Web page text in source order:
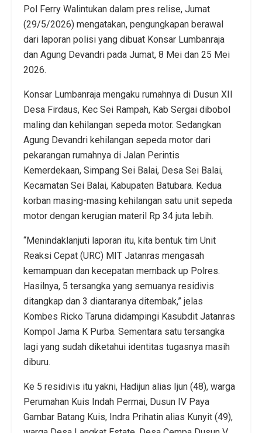
Pol Ferry Walintukan dalam pres relise, Jumat
(29/5/2026) mengatakan, pengungkapan berawal
dari laporan polisi yang dibuat Konsar Lumbanraja
dan Agung Devandri pada Jumat, 8 Mei dan 25 Mei
2026.
Konsar Lumbanraja mengaku rumahnya di Dusun XII
Desa Firdaus, Kec Sei Rampah, Kab Sergai dibobol
maling dan kehilangan sepeda motor. Sedangkan
Agung Devandri kehilangan sepeda motor dari
pekarangan rumahnya di Jalan Perintis
Kemerdekaan, Simpang Sei Balai, Desa Sei Balai,
Kecamatan Sei Balai, Kabupaten Batubara. Kedua
korban masing-masing kehilangan satu unit sepeda
motor dengan kerugian materil Rp 34 juta lebih.
“Menindaklanjuti laporan itu, kita bentuk tim Unit
Reaksi Cepat (URC) MIT Jatanras mengasah
kemampuan dan kecepatan memback up Polres.
Hasilnya, 5 tersangka yang semuanya residivis
ditangkap dan 3 diantaranya ditembak,” jelas
Kombes Ricko Taruna didampingi Kasubdit Jatanras
Kompol Jama K Purba. Sementara satu tersangka
lagi yang sudah diketahui identitas tugasnya masih
diburu.
Ke 5 residivis itu yakni, Hadijun alias Ijun (48), warga
Perumahan Kuis Indah Permai, Dusun IV Paya
Gambar Batang Kuis, Indra Prihatin alias Kunyit (49),